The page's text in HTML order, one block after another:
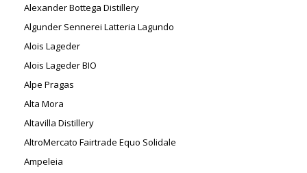
Alexander Bottega Distillery
Algunder Sennerei Latteria Lagundo
Alois Lageder
Alois Lageder BIO
Alpe Pragas
Alta Mora
Altavilla Distillery
AltroMercato Fairtrade Equo Solidale
Ampeleia